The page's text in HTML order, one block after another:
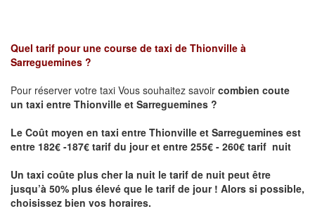
Quel tarif pour une course de taxi de Thionville à
Sarreguemines ?
Pour réserver votre taxi Vous souhaitez savoir combien coute
un taxi entre Thionville et Sarreguemines ?
Le Coût moyen en taxi entre Thionville et Sarreguemines est
entre 182€ -187€ tarif du jour et entre 255€ - 260€ tarif nuit
Un taxi coûte plus cher la nuit le tarif de nuit peut être
jusqu’à 50% plus élevé que le tarif de jour ! Alors si possible,
choisissez bien vos horaires.